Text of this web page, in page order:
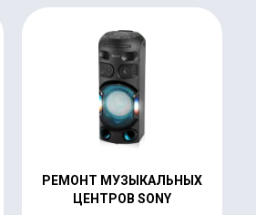
РЕМОНТ МУЗЫКАЛЬНЫХ
ЦЕНТРОВ SONY